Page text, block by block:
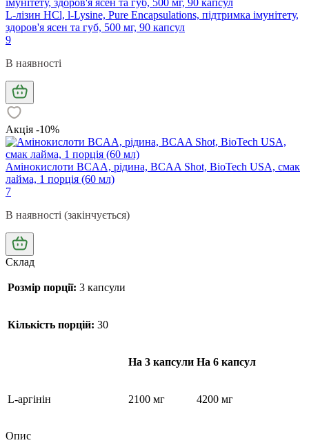
L-лізин HCl, l-Lysine, Pure Encapsulations, підтримка імунітету,
здоров'я ясен та губ, 500 мг, 90 капсул
9
В наявності
Акція -10%
Амінокислоти BCAA, рідина, BCAA Shot, BioTech USA, смак
лайма, 1 порція (60 мл)
7
В наявності (закінчується)
Склад
Розмір порції: 3 капсули
Кількість порцій: 30
На 3 капсули На 6 капсул
L-аргінін 2100 мг 4200 мг
Опис